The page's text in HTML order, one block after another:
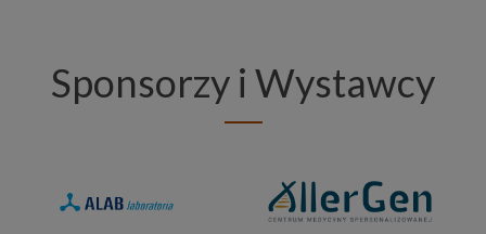
Sponsorzy i Wystawcy